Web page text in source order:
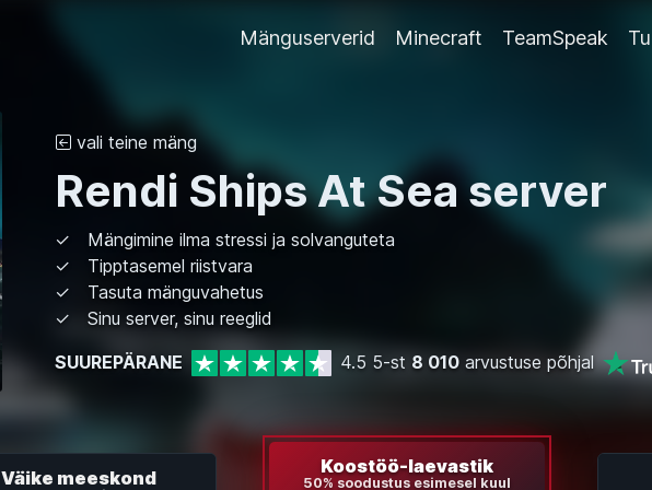
Mänguserverid Minecraft TeamSpeak
vali teine mäng
Rendi Ships At Sea server
Mängimine ilma stressi ja solvanguteta
Tipptasemel riistvara
Tasuta mänguvahetus
Sinu server, sinu reeglid
SUUREPÄRANE
4.5 5-st 8 010 arvustuse põhjal
Väike meeskond
Koostöö-laevastik
50% soodustus esimesel kuul